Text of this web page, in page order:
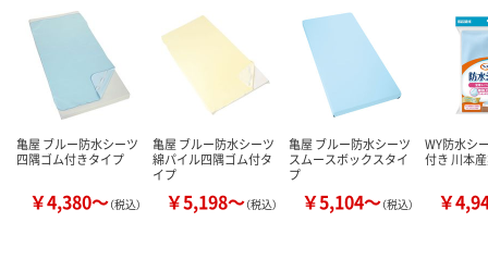
亀屋 ブルー防水シーツ
四隅ゴム付きタイプ
￥4,380～（税込）
亀屋 ブルー防水シーツ
綿パイル四隅ゴム付タ
イプ
￥5,198～（税込）
亀屋 ブルー防水シーツ
スムースボックスタイ
プ
￥5,104～（税込）
WY防水シ
付き 川本
￥